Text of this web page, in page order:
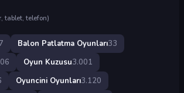
tablet, telefon)
Balon Patlatma Oyunları33
Oyun Kuzusu3.001
Oyuncini Oyunları3.120